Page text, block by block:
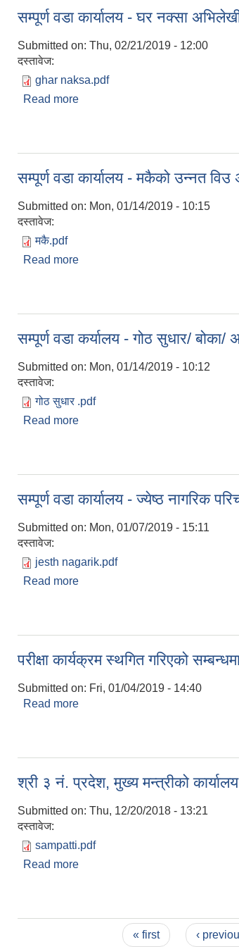
सम्पूर्ण वडा कार्यालय - घर नक्सा
Submitted on: Thu, 02/21/2019 - 12:00
दस्तावेज:
ghar naksa.pdf
Read more
सम्पूर्ण वडा कार्यालय - मकैको उन्नत
Submitted on: Mon, 01/14/2019 - 10:15
दस्तावेज:
मकै.pdf
Read more
सम्पूर्ण वडा कर्यालय - गोठ सुधार/ बोका/
Submitted on: Mon, 01/14/2019 - 10:12
दस्तावेज:
गोठ सुधार .pdf
Read more
सम्पूर्ण वडा कार्यालय - ज्येष्ठ नागरिक
Submitted on: Mon, 01/07/2019 - 15:11
दस्तावेज:
jesth nagarik.pdf
Read more
परीक्षा कार्यक्रम स्थगित गरिएको
Submitted on: Fri, 01/04/2019 - 14:40
Read more
श्री ३ नं. प्रदेश, मुख्य मन्त्रीको
Submitted on: Thu, 12/20/2018 - 13:21
दस्तावेज:
sampatti.pdf
Read more
« first ‹